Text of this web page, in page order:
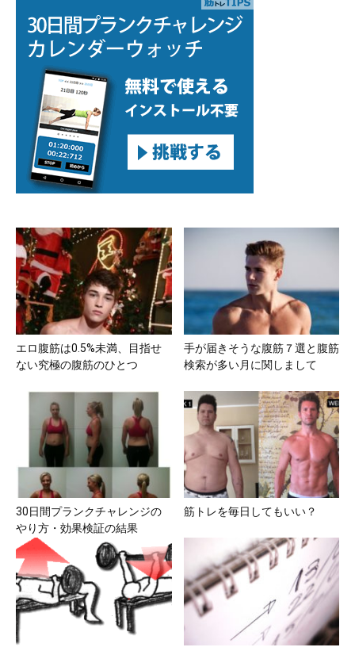
エロ腹筋は0.5%未満、目指せ
ない究極の腹筋のひとつ
手が届きそうな腹筋７選と腹筋
検索が多い月に関しまして
30日間プランクチャレンジの
やり方・効果検証の結果
筋トレを毎日してもいい？